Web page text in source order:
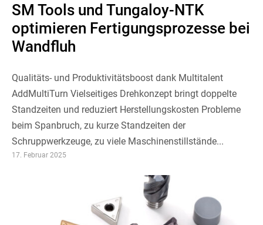
SM Tools und Tungaloy-NTK
optimieren Fertigungsprozesse bei
Wandfluh
Qualitäts- und Produktivitätsboost dank Multitalent
AddMultiTurn Vielseitiges Drehkonzept bringt doppelte
Standzeiten und reduziert Herstellungskosten Probleme
beim Spanbruch, zu kurze Standzeiten der
Schruppwerkzeuge, zu viele Maschinenstillstände...
17. Februar 2025